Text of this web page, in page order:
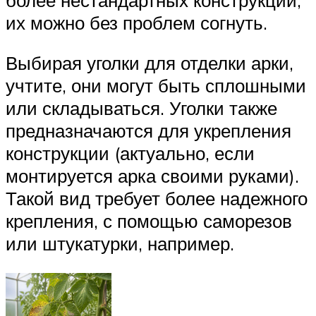
их можно без проблем согнуть.
Выбирая уголки для отделки арки,
учтите, они могут быть сплошными
или складываться. Уголки также
предназначаются для укрепления
конструкции (актуально, если
монтируется арка своими руками).
Такой вид требует более надежного
крепления, с помощью саморезов
или штукатурки, например.